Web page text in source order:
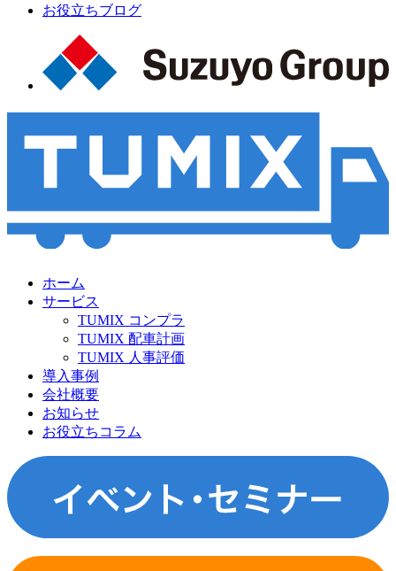
お役立ちブログ
ホーム
サービス
TUMIX コンプラ
TUMIX 配車計画
TUMIX 人事評価
導入事例
会社概要
お知らせ
お役立ちコラム